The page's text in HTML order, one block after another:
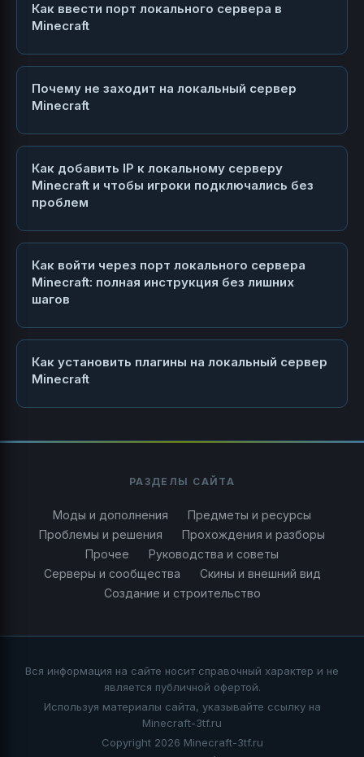
Как ввести порт локального сервера в
Minecraft
Почему не заходит на локальный сервер
Minecraft
Как добавить IP к локальному серверу
Minecraft и чтобы игроки подключались без
проблем
Как войти через порт локального сервера
Minecraft: полная инструкция без лишних
шагов
Как установить плагины на локальный сервер
Minecraft
РАЗДЕЛЫ САЙТА
Моды и дополнения
Предметы и ресурсы
Проблемы и решения
Прохождения и разборы
Прочее
Руководства и советы
Серверы и сообщества
Скины и внешний вид
Создание и строительство
Вся информация на сайте носит справочный характер и не
является публичной офертой.
Используя материалы сайта, указывайте ссылку на
Minecraft-3tf.ru
Copyright 2026 Minecraft-3tf.ru